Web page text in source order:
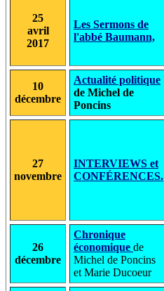
25
avril
2017
Les Sermons de
l'abbé Baumann,
10
décembre
Actualité politique
de Michel de
Poncins
27
novembre
INTERVIEWS et
CONFÉRENCES.
26
décembre
Chronique
économique de
Michel de Poncins
et Marie Ducoeur